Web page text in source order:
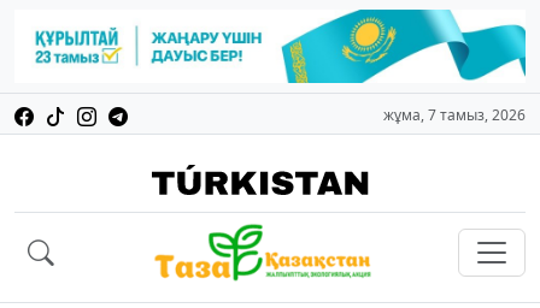
жұма, 7 тамыз, 2026